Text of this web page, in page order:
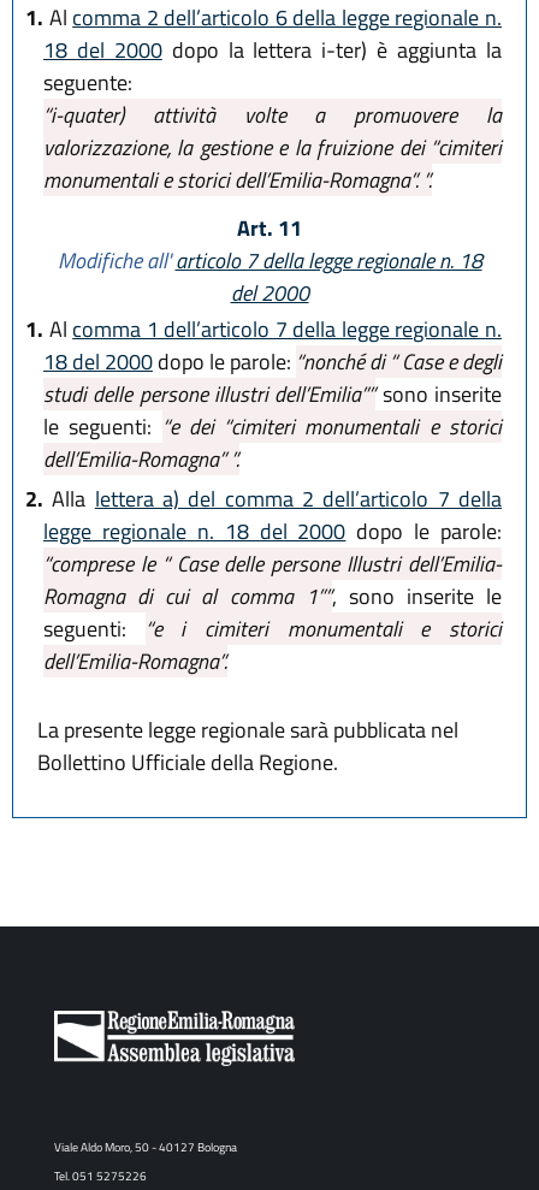
1. Al comma 2 dell’articolo 6 della legge regionale n.
18 del 2000dopo la lettera i-ter) è aggiunta la
seguente:
“i-quater) attività volte a promuovere la
valorizzazione, la gestione e la fruizione dei “cimiteri
monumentali e storici dell’Emilia-Romagna”. ”.
Art. 11
Modifiche all'articolo 7 della legge regionale n. 18
del 2000
1. Al comma 1 dell’articolo 7 della legge regionale n.
18 del 2000dopo le parole: “nonché di “ Case e degli
studi delle persone illustri dell’Emilia””sono inserite
le seguenti: “e dei “cimiteri monumentali e storici
dell’Emilia-Romagna” ”.
2. Alla lettera a) del comma 2 dell’articolo 7 della
legge regionale n. 18 del 2000 dopo le parole:
“comprese le “ Case delle persone Illustri dell’Emilia-
Romagna di cui al comma 1””, sono inserite le
seguenti: “e i cimiteri monumentali e storici
dell’Emilia-Romagna”.
La presente legge regionale sarà pubblicata nel
Bollettino Ufficiale della Regione.
Viale Aldo Moro, 50 - 40127 Bologna
Tel. 051 5275226